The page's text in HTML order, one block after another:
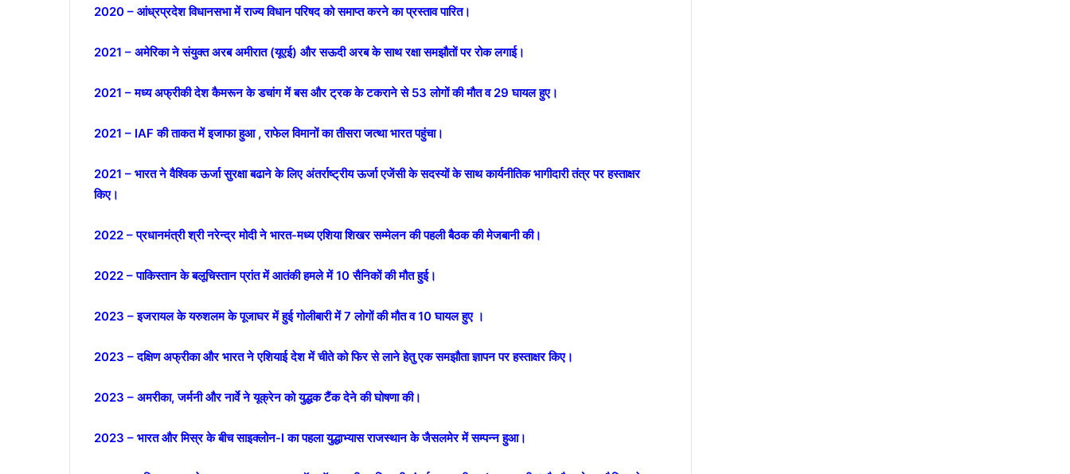
2020 – आंध्रप्रदेश विधानसभा में राज्य विधान परिषद को समाप्त करने का प्रस्ताव पारित।
2021 – अमेरिका ने संयुक्त अरब अमीरात (यूएई) और सऊदी अरब के साथ रक्षा समझौतों पर रोक लगाई।
2021 – मध्य अफ्रीकी देश कैमरून के डचांग में बस और ट्रक के टकराने से 53 लोगों की मौत व 29 घायल हुए।
2021 – IAF की ताकत में इजाफा हुआ , राफेल विमानों का तीसरा जत्था भारत पहुंचा।
2021 – भारत ने वैश्विक ऊर्जा सुरक्षा बढाने के लिए अंतर्राष्‍ट्रीय ऊर्जा एजेंसी के सदस्‍यों के साथ कार्यनीतिक भागीदारी तंत्र पर हस्‍ताक्षर
किए।
2022 – प्रधानमंत्री श्री नरेन्द्र मोदी ने भारत-मध्य एशिया शिखर सम्मेलन की पहली बैठक की मेजबानी की।
2022 – पाकिस्तान के बलूचिस्तान प्रांत में आतंकी हमले में 10 सैनिकों की मौत हुई।
2023 – इजरायल के यरुशलम के पूजाघर में हुई गोलीबारी में 7 लोगों की मौत व 10 घायल हुए ।
2023 – दक्षिण अफ्रीका और भारत ने एशियाई देश में चीते को फिर से लाने हेतु एक समझौता ज्ञापन पर हस्ताक्षर किए।
2023 – अमरीका, जर्मनी और नार्वे ने यूक्रेन को युद्धक टैंक देने की घोषणा की।
2023 – भारत और मिस्र के बीच साइक्लोन-I का पहला युद्धाभ्यास राजस्थान के जैसलमेर में सम्पन्न हुआ।